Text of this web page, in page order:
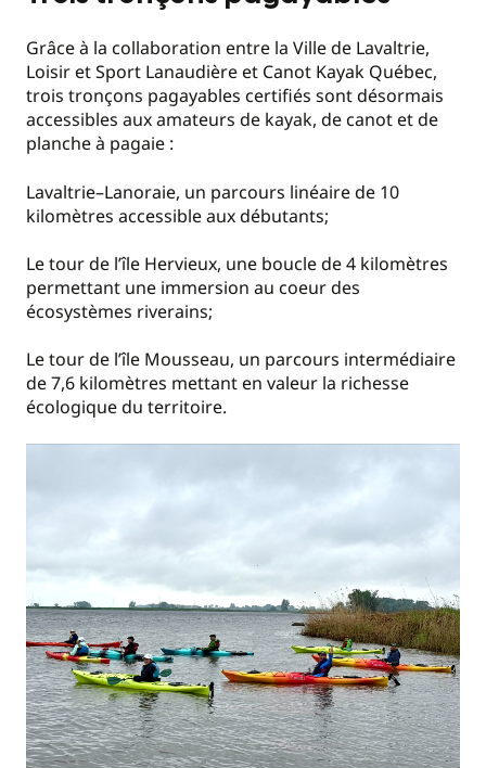
Grâce à la collaboration entre la Ville de Lavaltrie,
Loisir et Sport Lanaudière et Canot Kayak Québec,
trois tronçons pagayables certifiés sont désormais
accessibles aux amateurs de kayak, de canot et de
planche à pagaie :
Lavaltrie–Lanoraie, un parcours linéaire de 10
kilomètres accessible aux débutants;
Le tour de l’île Hervieux, une boucle de 4 kilomètres
permettant une immersion au coeur des
écosystèmes riverains;
Le tour de l’île Mousseau, un parcours intermédiaire
de 7,6 kilomètres mettant en valeur la richesse
écologique du territoire.